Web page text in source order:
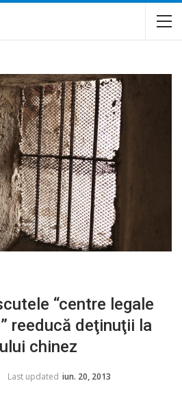
“centre legale
reeducă deţinuţii la
chinez
Last updated iun. 20, 2013